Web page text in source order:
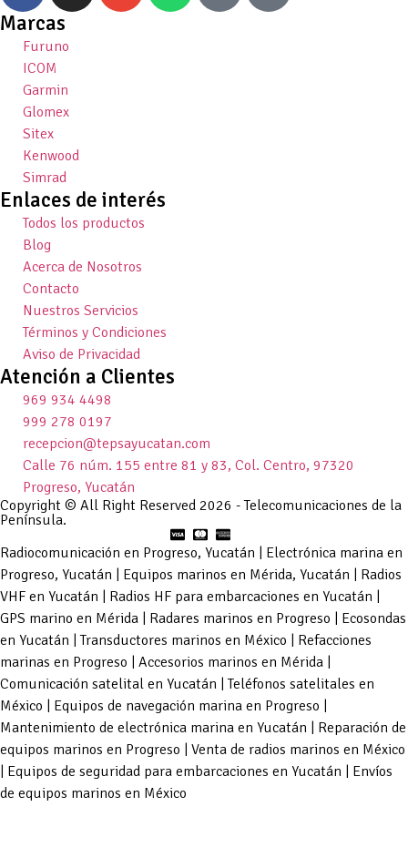
Marcas
Furuno
ICOM
Garmin
Glomex
Sitex
Kenwood
Simrad
Enlaces de interés
Todos los productos
Blog
Acerca de Nosotros
Contacto
Nuestros Servicios
Términos y Condiciones
Aviso de Privacidad
Atención a Clientes
969 934 4498
999 278 0197
recepcion@tepsayucatan.com
Calle 76 núm. 155 entre 81 y 83, Col. Centro, 97320
Progreso, Yucatán
Copyright © All Right Reserved 2026 - Telecomunicaciones de la
Península.
Radiocomunicación en Progreso, Yucatán | Electrónica marina en
Progreso, Yucatán | Equipos marinos en Mérida, Yucatán | Radios
VHF en Yucatán | Radios HF para embarcaciones en Yucatán |
GPS marino en Mérida | Radares marinos en Progreso | Ecosondas
en Yucatán | Transductores marinos en México | Refacciones
marinas en Progreso | Accesorios marinos en Mérida |
Comunicación satelital en Yucatán | Teléfonos satelitales en
México | Equipos de navegación marina en Progreso |
Mantenimiento de electrónica marina en Yucatán | Reparación de
equipos marinos en Progreso | Venta de radios marinos en México
| Equipos de seguridad para embarcaciones en Yucatán | Envíos
de equipos marinos en México